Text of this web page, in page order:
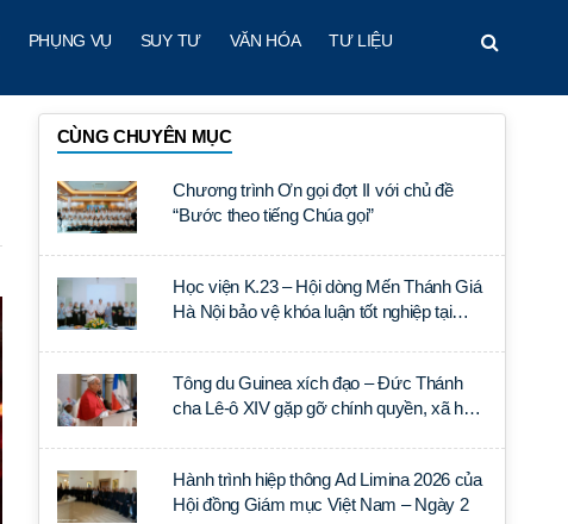
PHỤNG VỤ SUY TƯ VĂN HÓA TƯ LIỆU
CÙNG CHUYÊN MỤC
Chương trình Ơn gọi đợt II với chủ đề
“Bước theo tiếng Chúa gọi”
Học viện K.23 – Hội dòng Mến Thánh Giá
Hà Nội bảo vệ khóa luận tốt nghiệp tại
Tông du Guinea xích đạo – Đức Thánh
cha Lê-ô XIV gặp gỡ chính quyền, xã hội
Hành trình hiệp thông Ad Limina 2026 của
Hội đồng Giám mục Việt Nam – Ngày 2